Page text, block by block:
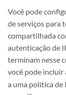
Você pode
de serviços para
compartilhada
autenticação de
terminam nesse
você pode incluir
a uma política de